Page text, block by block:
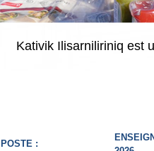
Kativik Ilisarniliriniq est
POSTE :